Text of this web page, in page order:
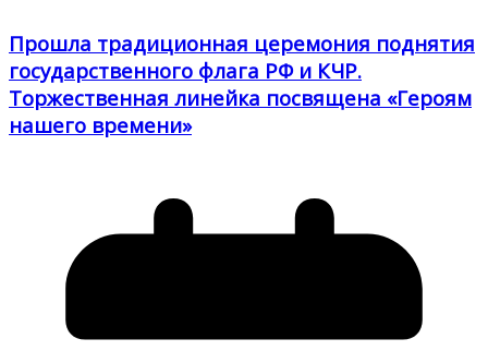
Прошла традиционная церемония поднятия
государственного флага РФ и КЧР.
Торжественная линейка посвящена «Героям
нашего времени»